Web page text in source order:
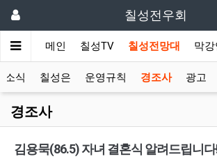
칠성전우회
메인 칠성TV 칠성전망대 막
소식 칠성은 운영규칙 경조사 광고
경조사
김용묵(86.5) 자녀 결혼식 알려드립니